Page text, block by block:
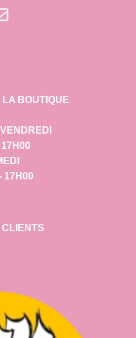
BOUTIQUE
17H00